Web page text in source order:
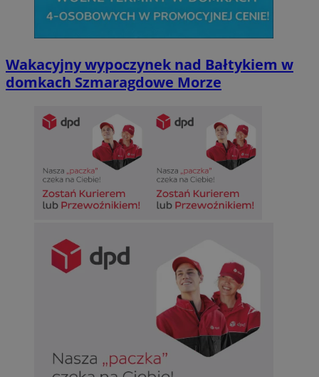
Wakacyjny wypoczynek nad Bałtykiem w
domkach Szmaragdowe Morze